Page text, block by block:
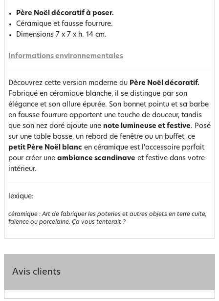
Père Noël décoratif à poser.
Céramique et fausse fourrure.
Dimensions 7 x 7 x h. 14 cm.
Informations environnementales
Découvrez cette version moderne du Père Noël décoratif.
Fabriqué en céramique blanche, il se distingue par son
élégance et son allure épurée. Son bonnet pointu et sa barbe
en fausse fourrure apportent une touche de douceur, tandis
que son nez doré ajoute une note lumineuse et festive. Posé
sur une table basse, un rebord de fenêtre ou un buffet, ce
petit Père Noël blanc en céramique est l'accessoire parfait
pour créer une ambiance scandinave et festive dans votre
intérieur.
lexique:
céramique :Art de fabriquer les poteries et autres objets en terre cuite,
faïence ou porcelaine. Ça vous tenterait ?
Avis clients